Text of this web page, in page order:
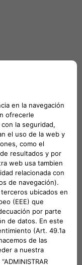
CAMINO" se
y fue
Fiat y CMO de